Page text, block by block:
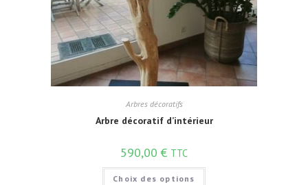
Arbres décoratifs
Arbre décoratif d’intérieur
590,00 € TTC
Choix des options